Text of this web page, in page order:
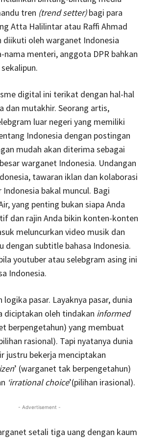
tren (trend setter)bagi para
Atta Halilintar atau Raffi Ahmad
diikuti oleh warganet Indonesia
nama menteri, anggota DPR bahkan
digital ini terikat dengan hal-hal
dan mutakhir. Seorang artis,
luar negeri yang memiliki
Indonesia dengan postingan
mudah akan diterima sebagai
warganet Indonesia. Undangan
tawaran iklan dan kolaborasi
bakal muncul. Bagi
yang penting bukan siapa Anda
dan rajin Anda bikin konten-konten
meluncurkan video musik dan
dengan subtitle bahasa Indonesia.
youtuber atau selebgram asing ini
Indonesia.
logika pasar. Layaknya pasar, dunia
diciptakan oleh tindakan informed
berpengetahun) yang membuat
rasional). Tapi nyatanya dunia
justru bekerja menciptakan
’ (warganet tak berpengetahun)
‘irrational choice’(pilihan irasional).
- Advertisement -
setali tiga uang dengan kaum